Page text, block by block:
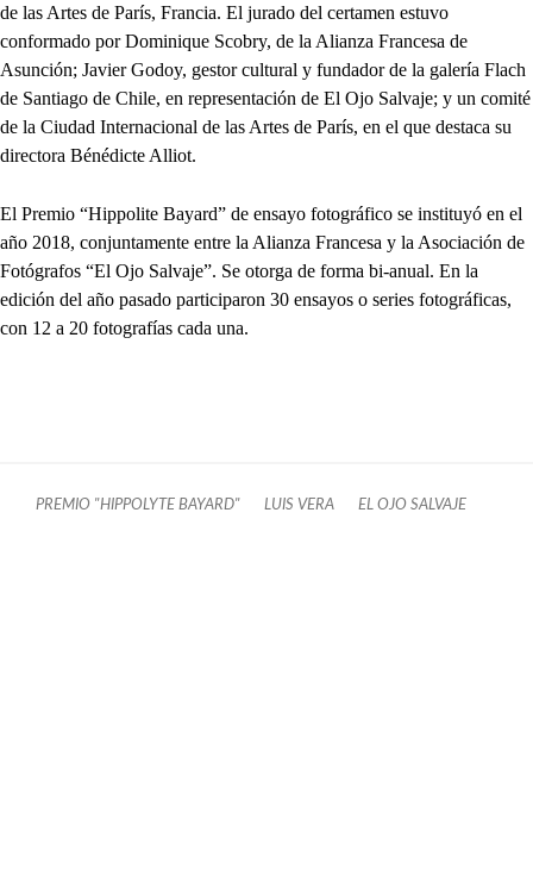
de las Artes de París, Francia. El jurado del certamen estuvo
conformado por Dominique Scobry, de la Alianza Francesa de
Asunción; Javier Godoy, gestor cultural y fundador de la galería Flach
de Santiago de Chile, en representación de El Ojo Salvaje; y un comité
de la Ciudad Internacional de las Artes de París, en el que destaca su
directora Bénédicte Alliot.
El Premio “Hippolite Bayard” de ensayo fotográfico se instituyó en el
año 2018, conjuntamente entre la Alianza Francesa y la Asociación de
Fotógrafos “El Ojo Salvaje”. Se otorga de forma bi-anual. En la
edición del año pasado participaron 30 ensayos o series fotográficas,
con 12 a 20 fotografías cada una.
PREMIO "HIPPOLYTE BAYARD" LUIS VERA EL OJO SALVAJE